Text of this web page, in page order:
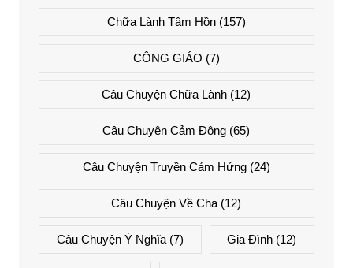
Chữa Lành Tâm Hồn(157)
CÔNG GIÁO (7)
Câu Chuyện Chữa Lành (12)
Câu Chuyện Cảm Động (65)
Câu Chuyện Truyền Cảm Hứng(24)
Câu Chuyện Về Cha (12)
Câu Chuyện Ý Nghĩa(7) Gia Đình (12)